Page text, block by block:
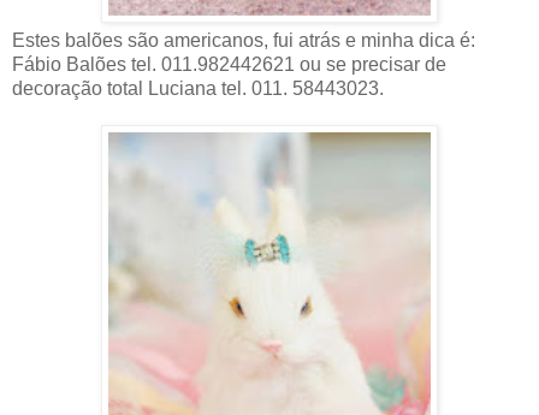
Estes balões são americanos, fui atrás e minha dica é:
Fábio Balões tel. 011.982442621 ou se precisar de
decoração total Luciana tel. 011. 58443023.